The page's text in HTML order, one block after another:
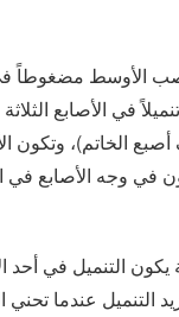
الأوسط مضغوطاً
في الأصابع الثلاثة
الخاتم)، وتكون
في وجه الأصابع في
التنميل في أحد
التنميل عندما